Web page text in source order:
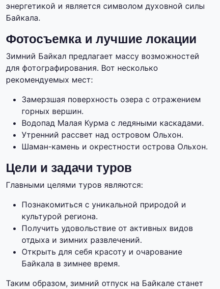
энергетикой и является символом духовной силы
Байкала.
Фотосъемка и лучшие локации
Зимний Байкал предлагает массу возможностей
для фотографирования. Вот несколько
рекомендуемых мест:
Замерзшая поверхность озера с отражением
горных вершин.
Водопад Малая Курма с ледяными каскадами.
Утренний рассвет над островом Ольхон.
Шаман-камень и окрестности острова Ольхон.
Цели и задачи туров
Главными целями туров являются:
Познакомиться с уникальной природой и
культурой региона.
Получить удовольствие от активных видов
отдыха и зимних развлечений.
Открыть для себя красоту и очарование
Байкала в зимнее время.
Таким образом, зимний отпуск на Байкале станет